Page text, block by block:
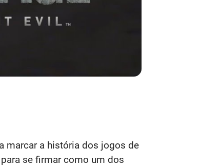
marcar a história dos jogos de
se firmar como um dos